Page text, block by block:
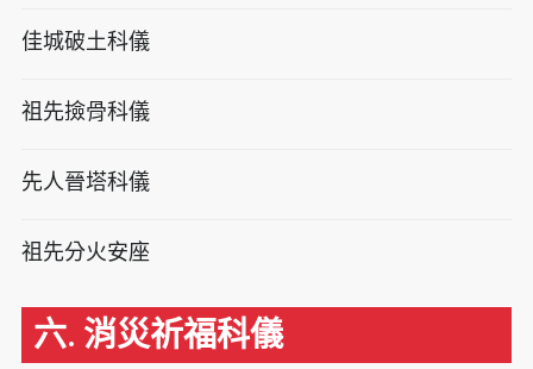
佳城破土科儀
祖先撿骨科儀
先人晉塔科儀
祖先分火安座
六. 消災祈福科儀